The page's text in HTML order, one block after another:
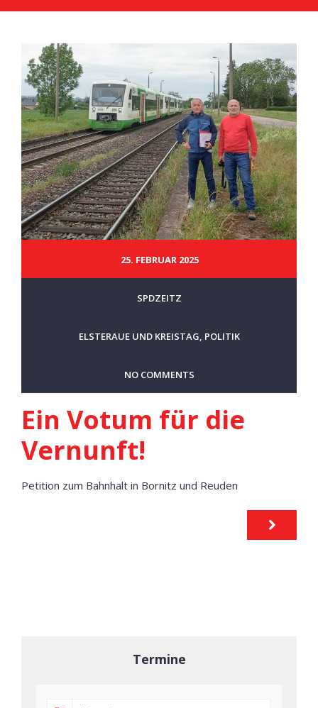
25. FEBRUAR 2025
SPDZEITZ
ELSTERAUE UND KREISTAG, POLITIK
NO COMMENTS
Ein Votum für die
Vernunft!
Petition zum Bahnhalt in Bornitz und Reuden
Termine